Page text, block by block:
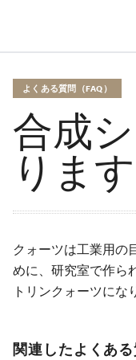
よくある質問（FAQ）
合成
りま
クォーツは工業用の
めに、研究室で作ら
トリンクォーツにな
関連したよくあ